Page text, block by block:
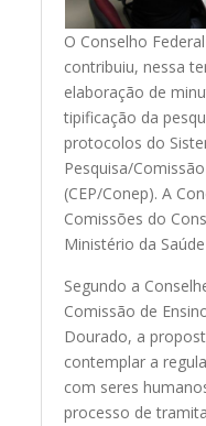
O Conselho
contribuiu, nessa
elaboração de
tipificação da
protocolos do
Pesquisa/
(CEP/Conep). A
Comissões do
Ministério da
Segundo a
Comissão de
Dourado, a
contemplar a
com seres
processo de